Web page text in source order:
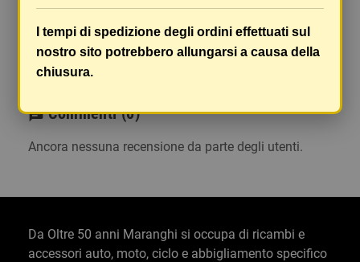
Le scatole hanno dimensioni adeguatamente
ampie e i vostri articoli son ben protetti.
chat Commenti (0)
Ancora nessuna recensione da parte degli utenti.
I tempi di spedizione degli ordini effettuati sul
nostro sito potrebbero allungarsi a causa della
chiusura.
Da Oltre 50 anni Maranghi si occupa di ricambi e
accessori auto, moto, ciclo e abbigliamento specifico